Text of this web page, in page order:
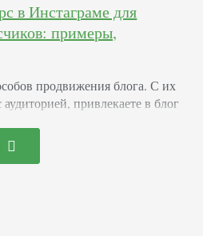
в Инстаграме для
примеры,
продвижения блога. С их
привлекаете в блог
подарок за то, что они тем
о вас другим пользователям.
советуют чередовать…